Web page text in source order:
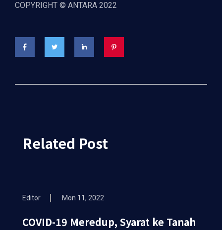
COPYRIGHT © ANTARA 2022
Related Post
Editor Mon 11, 2022
COVID-19 Meredup, Syarat ke Tanah